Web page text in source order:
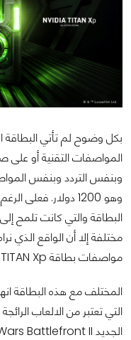
بكل وضوح لم تأتي
المواصفات التقنية أو
وبنفس التردد وبنفس
وهو 1200 دولار.
البطاقة والتي كانت تلمح
مختلفة إلا أن الواقع الذي
مواصفات بطاقة TITAN Xp القياسية.
التي تعتبر من الالعاب